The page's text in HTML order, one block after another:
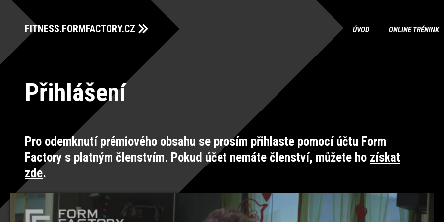
FITNESS.FORMFACTORY.CZ ÚVOD ONLINE TRÉNINK
Přihlášení
Pro odemknutí prémiového obsahu se prosím přihlaste pomocí účtu Form
Factory s platným členstvím. Pokud účet nemáte členství, můžete ho získat
zde.